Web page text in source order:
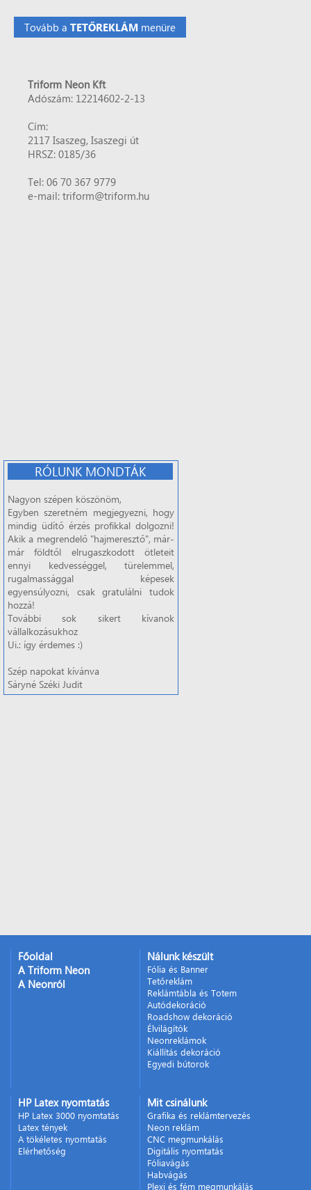
Tovább a TETŐREKLÁM menüre
Triform Neon Kft
Adószám: 12214602-2-13
Cím:
2117 Isaszeg, Isaszegi út
HRSZ: 0185/36
Tel: 06 70 367 9779
e-mail: triform@triform.hu
RÓLUNK MONDTÁK
Nagyon szépen köszönöm,
Egyben szeretném megjegyezni, hogy
mindig üdítő érzés profikkal dolgozni!
Akik a megrendelő "hajmeresztő", már-
már földtől elrugaszkodott ötleteit
ennyi kedvességgel, türelemmel,
rugalmassággal képesek
egyensúlyozni, csak gratulálni tudok
hozzá!
További sok sikert kívanok
vállalkozásukhoz
Ui.: így érdemes :)
Szép napokat kívánva
Sáryné Széki Judit
Főoldal
A Triform Neon
A Neonról
Nálunk készült
Fólia és Banner
Tetőreklám
Reklámtábla és Totem
Autódekoráció
Roadshow dekoráció
Élvilágítók
Neonreklámok
Kiállítás dekoráció
Egyedi bútorok
HP Latex nyomtatás
HP Latex 3000 nyomtatás
Latex tények
A tökéletes nyomtatás
Elérhetőség
Mit csinálunk
Grafika és reklámtervezés
Neon reklám
CNC megmunkálás
Digitális nyomtatás
Fóliavágás
Habvágás
Plexi és fém megmunkálás